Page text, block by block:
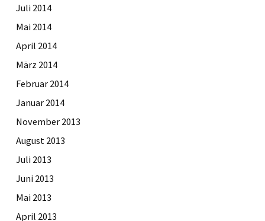
Juli 2014
Mai 2014
April 2014
März 2014
Februar 2014
Januar 2014
November 2013
August 2013
Juli 2013
Juni 2013
Mai 2013
April 2013